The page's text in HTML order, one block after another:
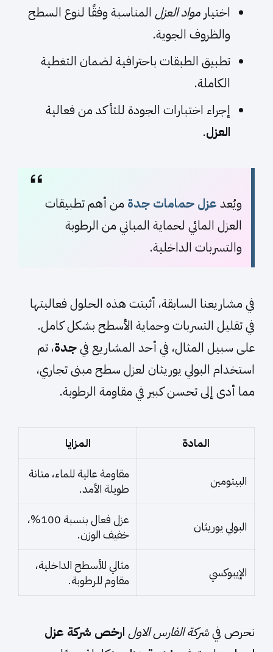
اختيار مواد العزل المناسبة وفقًا لنوع السطح
والظروف الجوية.
تطبيق الطبقات باحترافية لضمان التغطية
الكاملة.
إجراء اختبارات الجودة للتأكد من فعالية
العزل.
ويُعد عزل حمامات جدة من أهم تطبيقات
العزل المائي لحماية المباني من الرطوبة
والتسربات الداخلية.
في مشاريعنا السابقة، أثبتت هذه الحلول فعاليتها
في تقليل التسربات وحماية الأسطح بشكل كامل.
على سبيل المثال، في أحد المشاريع فيجدة، تم
استخدام البولي يوريثان لعزل سطح مبنى تجاري،
مما أدى إلى تحسن كبير في مقاومة الرطوبة.
المادة المزايا
البيتومين
مقاومة عالية للماء، متانة
طويلة الأمد.
البولي يوريثان
عزل فعال بنسبة 100%،
خفيف الوزن.
الإيبوكسي
مثالي للأسطح الداخلية،
مقاوم للرطوبة.
نحرص فيشركة الفارس الاول ارخص شركة عزل